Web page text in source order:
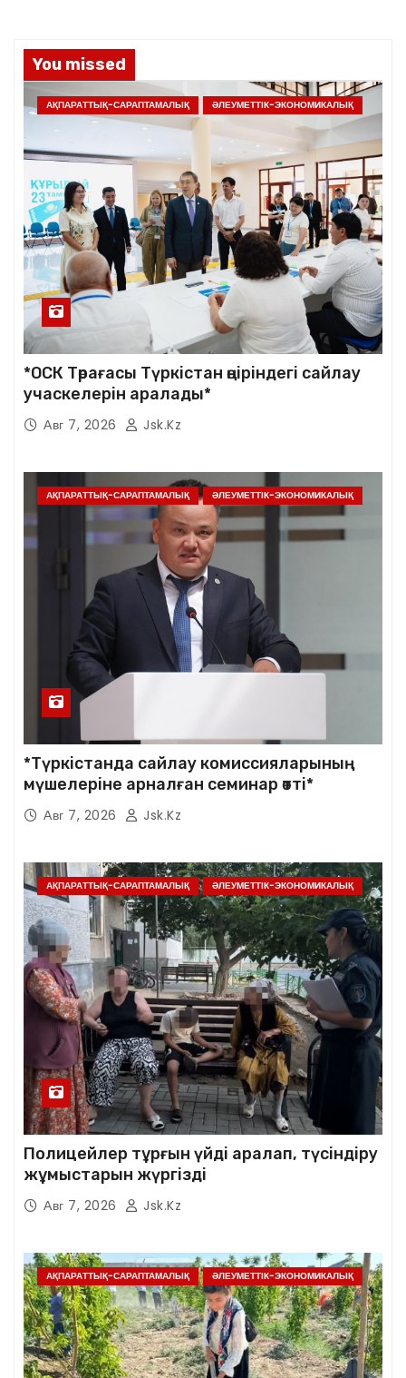
You missed
АҚПАРАТТЫҚ-САРАПТАМАЛЫҚ ӘЛЕУМЕТТІК-ЭКОНОМИКАЛЫҚ
*ОСК Төрағасы Түркістан өңіріндегі сайлау
учаскелерін аралады*
Авг 7, 2026 Jsk.kz
АҚПАРАТТЫҚ-САРАПТАМАЛЫҚ ӘЛЕУМЕТТІК-ЭКОНОМИКАЛЫҚ
*Түркістанда сайлау комиссияларының
мүшелеріне арналған семинар өтті*
Авг 7, 2026 Jsk.kz
АҚПАРАТТЫҚ-САРАПТАМАЛЫҚ ӘЛЕУМЕТТІК-ЭКОНОМИКАЛЫҚ
Полицейлер тұрғын үйді аралап, түсіндіру
жұмыстарын жүргізді
Авг 7, 2026 Jsk.kz
АҚПАРАТТЫҚ-САРАПТАМАЛЫҚ ӘЛЕУМЕТТІК-ЭКОНОМИКАЛЫҚ